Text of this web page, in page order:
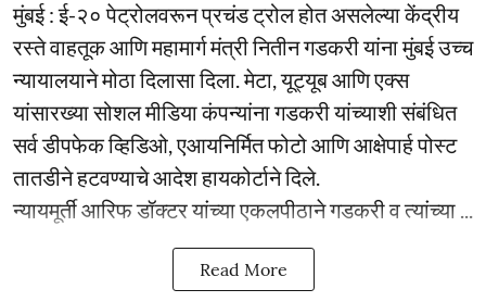
मुंबई : ई-२० पेट्रोलवरून प्रचंड ट्रोल होत असलेल्या केंद्रीय
रस्ते वाहतूक आणि महामार्ग मंत्री नितीन गडकरी यांना मुंबई उच्च
न्यायालयाने मोठा दिलासा दिला. मेटा, यूट्यूब आणि एक्स
यांसारख्या सोशल मीडिया कंपन्यांना गडकरी यांच्याशी संबंधित
सर्व डीपफेक व्हिडिओ, एआयनिर्मित फोटो आणि आक्षेपार्ह पोस्ट
तातडीने हटवण्याचे आदेश हायकोर्टाने दिले.
न्यायमूर्ती आरिफ डॉक्टर यांच्या एकलपीठाने गडकरी व त्यांच्या ...
Read More